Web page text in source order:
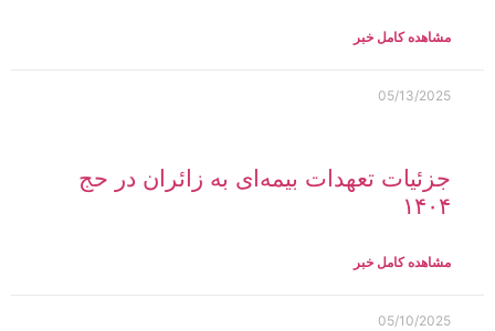
مشاهده کامل خبر
05/13/2025
جزئیات تعهدات بیمه‌ای به زائران در حج
۱۴۰۴
مشاهده کامل خبر
05/10/2025